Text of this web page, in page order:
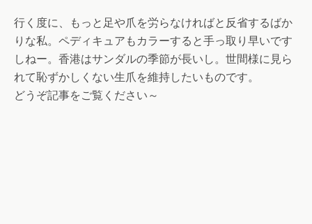
行く度に、もっと足や爪を労らなければと反省するばか
りな私。ペディキュアもカラーすると手っ取り早いです
しねー。香港はサンダルの季節が長いし。世間様に見ら
れて恥ずかしくない生爪を維持したいものです。
どうぞ記事をご覧ください～